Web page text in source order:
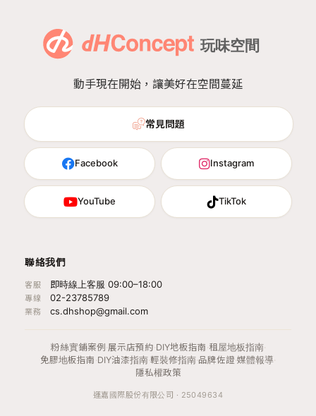
動手現在開始，讓美好在空間蔓延
常見問題
Facebook Instagram
YouTube TikTok
聯絡我們
客服 即時線上客服 09:00–18:00
專線 02-23785789
業務 cs.dhshop@gmail.com
粉絲實鋪案例·展示店預約·DIY地板指南 ·租屋地板指南·
免膠地板指南 ·DIY油漆指南·輕裝修指南·品牌佐證·媒體報導·
隱私權政策
運嘉國際股份有限公司 · 25049634